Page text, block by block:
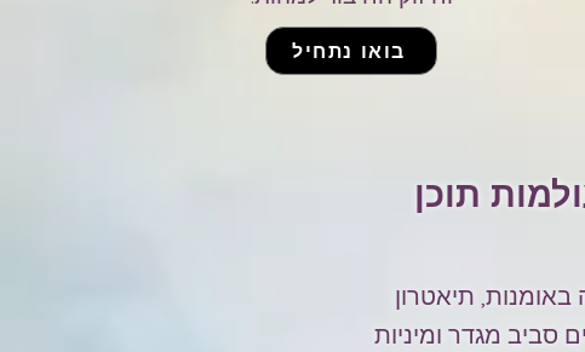
בואו נתחיל
תוכן
תיאטרון
מגדר ומיניות